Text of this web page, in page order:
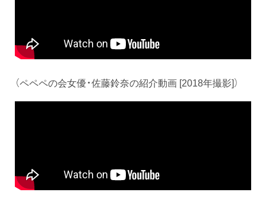
（ペペペの会女優・佐藤鈴奈の紹介動画 [2018年撮影]）